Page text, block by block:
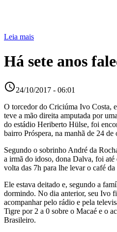
Leia mais
Há sete anos
access_time24/10/2017 - 06:01
O torcedor do Criciúma Ivo Costa,
teve a mão direita amputada por
do estádio Heriberto Hülse, foi
bairro Próspera, na manhã de 24 de
Segundo o sobrinho André da
a irmã do idoso, dona Dalva, foi
volta das 7h para lhe levar o café da
Ele estava deitado e, segundo a
dormindo. No dia anterior, seu Ivo
acompanhar pelo rádio e pela
Tigre por 2 a 0 sobre o Macaé e o
Brasileiro.